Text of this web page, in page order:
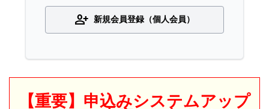
person_add 新規会員登録（個人会員）
【重要】申込みシステムアップ